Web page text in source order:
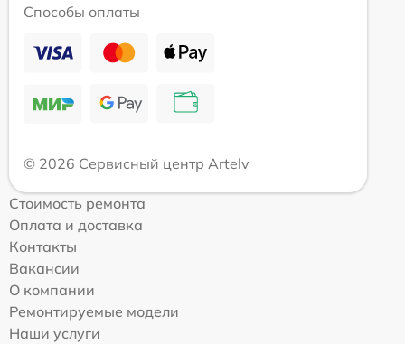
Способы оплаты
© 2026 Сервисный центр Artelv
Стоимость ремонта
Оплата и доставка
Контакты
Вакансии
О компании
Ремонтируемые модели
Наши услуги